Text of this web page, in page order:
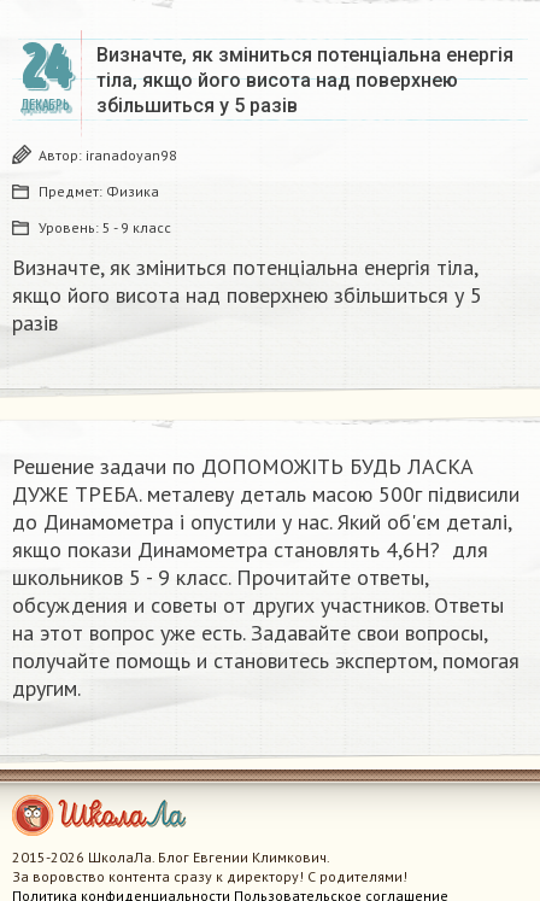
24
ДЕКАБРЬ
Визначте, як зміниться потенціальна енергія
тіла, якщо його висота над поверхнею
збільшиться у 5 разів
Автор: iranadoyan98
Предмет: Физика
Уровень: 5 - 9 класс
Визначте, як зміниться потенціальна енергія тіла,
якщо його висота над поверхнею збільшиться у 5
разів
Решение задачи по ДОПОМОЖІТЬ БУДЬ ЛАСКА
ДУЖЕ ТРЕБА. металеву деталь масою 500г підвисили
до Динамометра і опустили у нас. Який об'єм деталі,
якщо покази Динамометра становлять 4,6Н? ​ для
школьников 5 - 9 класс. Прочитайте ответы,
обсуждения и советы от других участников. Ответы
на этот вопрос уже есть. Задавайте свои вопросы,
получайте помощь и становитесь экспертом, помогая
другим.
2015-2026 ШколаЛа. Блог Евгении Климкович.
За воровство контента сразу к директору! С родителями!
Политика конфиденциальности Пользовательское соглашение